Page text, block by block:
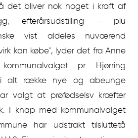
det bliver nok noget i kraft af
efterårsudstilling – plu
vist aldeles nuværend
kan købe", lyder det fra Anne
pr. Hjørring
alt række nye og abeunge
valgt at prøfødselsv kræfter
I knap med kommunalvalget
har udstrakt tilsluttetå